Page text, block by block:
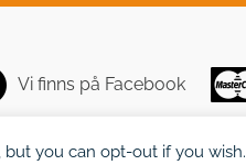
Vi finns på Facebook
you can opt-out if you wish.